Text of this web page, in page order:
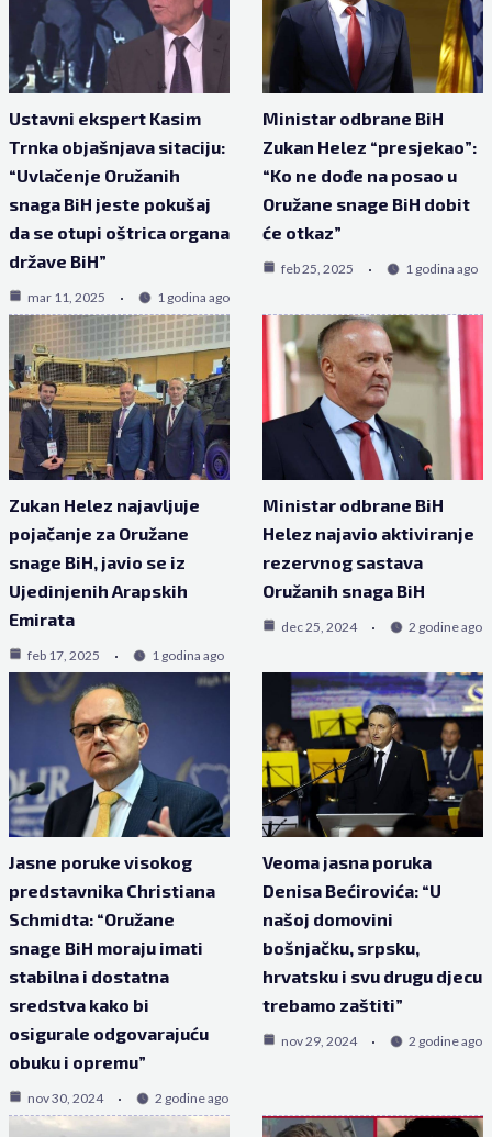
Ustavni ekspert Kasim
Trnka objašnjava sitaciju:
“Uvlačenje Oružanih
snaga BiH jeste pokušaj
da se otupi oštrica organa
države BiH”
mar 11, 2025 1 godina ago
Ministar odbrane BiH
Zukan Helez “presjekao”:
“Ko ne dođe na posao u
Oružane snage BiH dobit
će otkaz”
feb 25, 2025 1 godina ago
Zukan Helez najavljuje
pojačanje za Oružane
snage BiH, javio se iz
Ujedinjenih Arapskih
Emirata
feb 17, 2025 1 godina ago
Ministar odbrane BiH
Helez najavio aktiviranje
rezervnog sastava
Oružanih snaga BiH
dec 25, 2024 2 godine ago
Jasne poruke visokog
predstavnika Christiana
Schmidta: “Oružane
snage BiH moraju imati
stabilna i dostatna
sredstva kako bi
osigurale odgovarajuću
obuku i opremu”
nov 30, 2024 2 godine ago
Veoma jasna poruka
Denisa Bećirovića: “U
našoj domovini
bošnjačku, srpsku,
hrvatsku i svu drugu djecu
trebamo zaštiti”
nov 29, 2024 2 godine ago